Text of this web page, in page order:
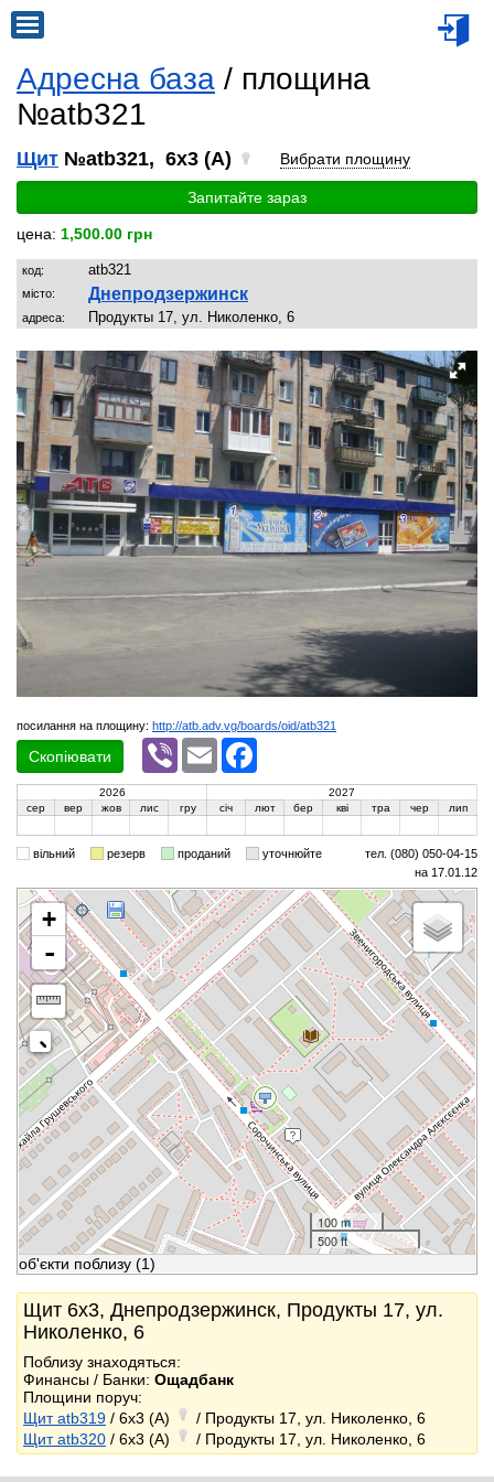
Адресна база / площина
№atb321
Щит №atb321, 6x3 (A) Вибрати площину
Запитайте зараз
цена: 1,500.00 грн
код: atb321
місто: Днепродзержинск
адреса: Продукты 17, ул. Николенко, 6
посилання на площину: http://atb.adv.vg/boards/oid/atb321
Скопіювати
Viber Email
2026
2027
сер
вер жов лис гру січ лют бер кві тра чер лип
вільний резерв проданий уточнюйте
тел. (080) 050-04-15
на 17.01.12
+
-
100 m
500 ft
об'єкти поблизу (1)
Щит 6x3, Днепродзержинск, Продукты 17, ул.
Николенко, 6
Поблизу знаходяться:
Финансы / Банки: Ощадбанк
Площини поруч:
Щит atb319 / 6x3 (A)
/ Продукты 17, ул. Николенко, 6
Щит atb320 / 6x3 (A) / Продукты 17, ул. Николенко, 6